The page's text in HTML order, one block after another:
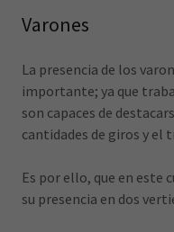
Varones
La presencia de los
importante; ya que
son capaces de
cantidades de giros y el
Es por ello, que en este
su presencia en dos